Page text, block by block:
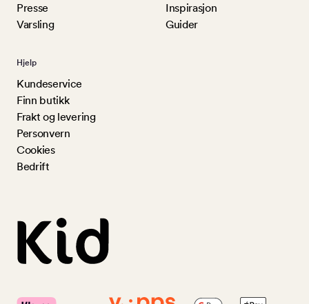
Presse
Varsling
Inspirasjon
Guider
Hjelp
Kundeservice
Finn butikk
Frakt og levering
Personvern
Cookies
Bedrift